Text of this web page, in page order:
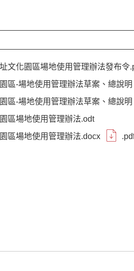
文化園區場地使用管理辦法發布令
區-場地使用管理辦法草案、總說
區-場地使用管理辦法草案、總說
區場地使用管理辦法.odt
區場地使用管理辦法.docx